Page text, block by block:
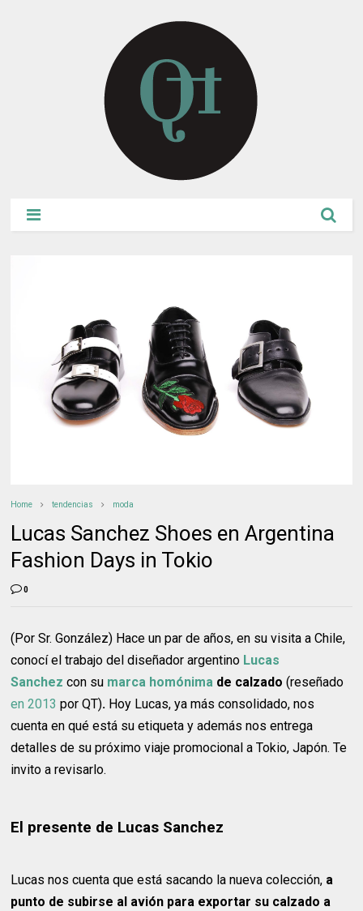
Home tendencias moda
Lucas Sanchez Shoes en Argentina
Fashion Days in Tokio
0
(Por Sr. González) Hace un par de años, en su visita a Chile,
conocí el trabajo del diseñador argentino Lucas
Sanchez con su marca homónima de calzado(reseñado
en 2013 por QT). Hoy Lucas, ya más consolidado, nos
cuenta en qué está su etiqueta y además nos entrega
detalles de su próximo viaje promocional a Tokio, Japón. Te
invito a revisarlo.
El presente de Lucas Sanchez
Lucas nos cuenta que está sacando la nueva colección, a
punto de subirse al avión para exportar su calzado a